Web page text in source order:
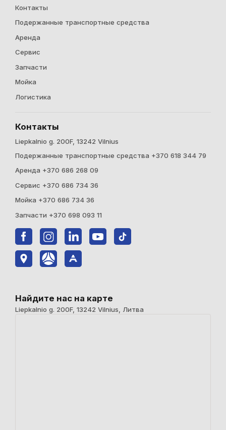
Контакты
Подержанные транспортные средства
Аренда
Cервис
Запчасти
Мойка
Логистика
Контакты
Liepkalnio g. 200F, 13242 Vilnius
Подержанные транспортные средства +370 618 344 79
Аренда +370 686 268 09
Cервис +370 686 734 36
Мойка +370 686 734 36
Запчасти +370 698 093 11
Найдите нас на карте
Liepkalnio g. 200F, 13242 Vilnius, Литва